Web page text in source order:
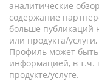
аналитические
содержание
больше публикаций
или продукта/
Профиль может
информацией, в т.ч.
продукте/услуге.